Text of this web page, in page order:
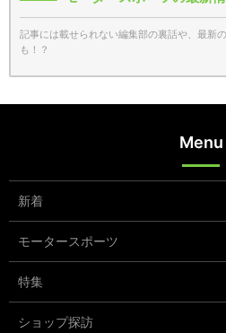
記事には載せられない編集部の裏話や、最新
も！？
Menu
新着
モータースポーツ
特集
ショップ探訪